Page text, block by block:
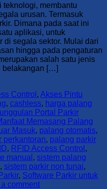
teknologi, membantu
urusan. Termasuk
Dimana pada saat ini
aplikasi, untuk
di segala sektor. Mulai dari
hingga pada pengaturan
salah satu jenis
belakangan […]
Control , Akses Pintu
, cashless, harga palang
Portal Parkir
Memasang Palang
Masuk, palang otomatis,
perkantoran, palang parkir
, RFID Access Control ,
manual , sistem palang
, sistem parkir non tunai,
, Software Parkir untuk
a comment